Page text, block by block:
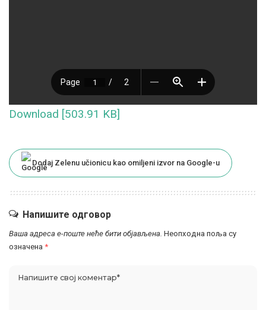
Download [503.91 KB]
Dodaj Zelenu učionicu kao omiljeni izvor na Google-u
Напишите одговор
Ваша адреса е-поште неће бити објављена. Неопходна поља су
означена *